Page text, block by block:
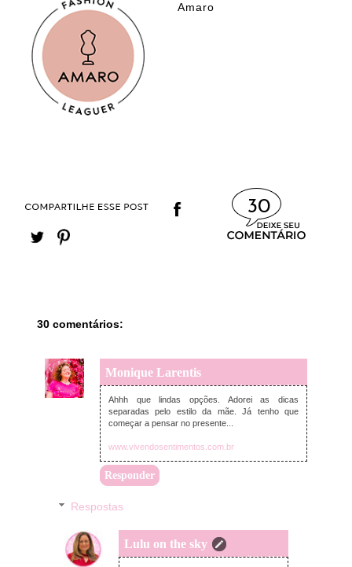
Amaro
30
30 comentários:
Monique Larentis
segunda-feira, abril 22, 2019
Ahhh que lindas opções. Adorei as dicas
separadas pelo estilo da mãe. Já tenho que
começar a pensar no presente...
www.vivendosentimentos.com.br
Responder
Respostas
Lulu on the sky
quarta-feira, abril 24, 2019